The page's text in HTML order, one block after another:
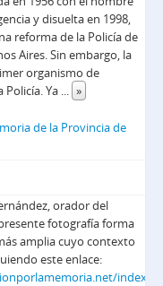
y disuelta en 1998,
reforma de la Policía de
Aires. Sin embargo, la
organismo de
Policía. Ya ... »
de la Provincia de
orador del
fotografía forma
amplia cuyo contexto
este enlace: